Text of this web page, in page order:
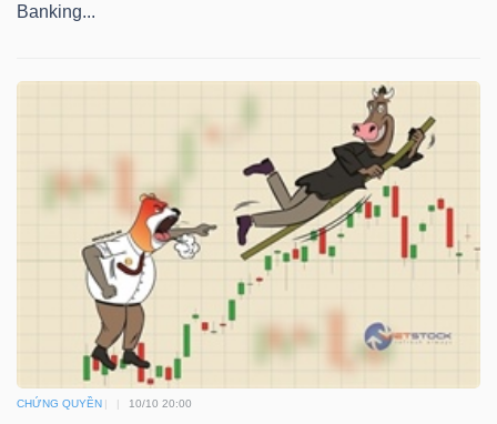
Banking...
CHỨNG QUYỀN 10/10 20:00
YẾU
DÙNG
SÓC